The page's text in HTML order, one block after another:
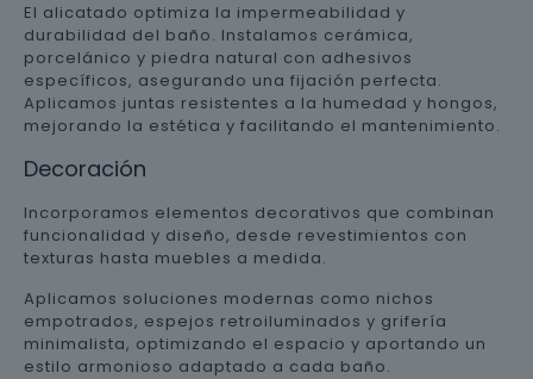
El alicatado optimiza la impermeabilidad y
durabilidad del baño. Instalamos cerámica,
porcelánico y piedra natural con adhesivos
específicos, asegurando una fijación perfecta.
Aplicamos juntas resistentes a la humedad y hongos,
mejorando la estética y facilitando el mantenimiento.
Decoración
Incorporamos elementos decorativos que combinan
funcionalidad y diseño, desde revestimientos con
texturas hasta muebles a medida.
Aplicamos soluciones modernas como nichos
empotrados, espejos retroiluminados y grifería
minimalista, optimizando el espacio y aportando un
estilo armonioso adaptado a cada baño.